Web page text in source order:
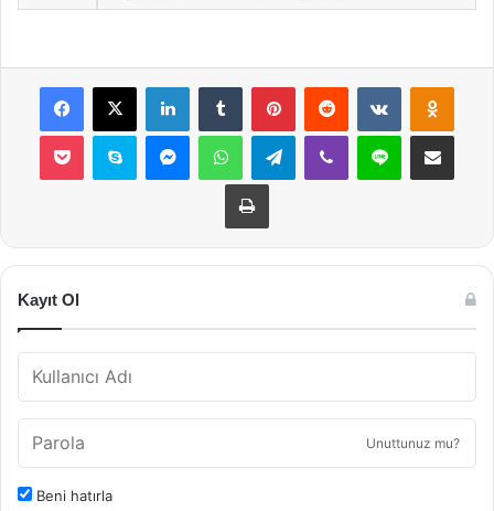
Facebook
X LinkedInTumblr PinterestReddit VKontakte
Pocket Skype MessengerWhatsAppTelegramViber Line E-Posta ile
Yazdır
Kayıt Ol
Unuttunuz mu?
Beni hatırla